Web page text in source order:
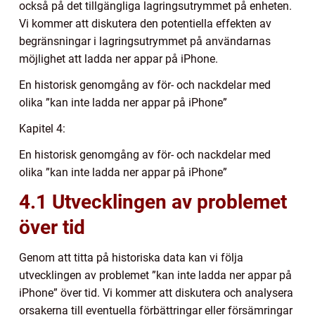
också på det tillgängliga lagringsutrymmet på enheten.
Vi kommer att diskutera den potentiella effekten av
begränsningar i lagringsutrymmet på användarnas
möjlighet att ladda ner appar på iPhone.
En historisk genomgång av för- och nackdelar med
olika ”kan inte ladda ner appar på iPhone”
Kapitel 4:
En historisk genomgång av för- och nackdelar med
olika ”kan inte ladda ner appar på iPhone”
4.1 Utvecklingen av problemet
över tid
Genom att titta på historiska data kan vi följa
utvecklingen av problemet ”kan inte ladda ner appar på
iPhone” över tid. Vi kommer att diskutera och analysera
orsakerna till eventuella förbättringar eller försämringar